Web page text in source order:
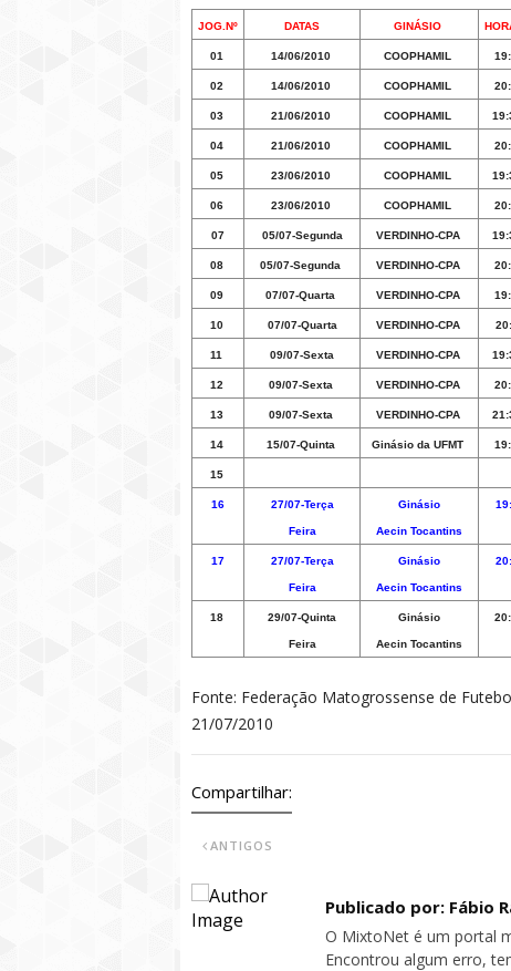
JOG.Nº DATAS GINÁSIO
01 14/06/2010 COOPHAMIL
02 14/06/2010 COOPHAMIL
03 21/06/2010 COOPHAMIL
04 21/06/2010 COOPHAMIL
05 23/06/2010 COOPHAMIL
06 23/06/2010 COOPHAMIL
07 05/07-Segunda VERDINHO-CPA
08 05/07-Segunda VERDINHO-CPA
09 07/07-Quarta VERDINHO-CPA
10 07/07-Quarta VERDINHO-CPA
11 09/07-Sexta VERDINHO-CPA
12 09/07-Sexta VERDINHO-CPA
13 09/07-Sexta VERDINHO-CPA
14 15/07-Quinta Ginásio da UFMT
15
16 27/07-Terça
Feira
Ginásio
Aecin Tocantins
17 27/07-Terça
Feira
Ginásio
Aecin Tocantins
18 29/07-Quinta
Feira
Ginásio
Aecin Tocantins
Fonte: Federação Matogrossense de
21/07/2010
Compartilhar:
ANTIGOS
Publicado por: Fábio
O MixtoNet é um portal
Encontrou algum erro,